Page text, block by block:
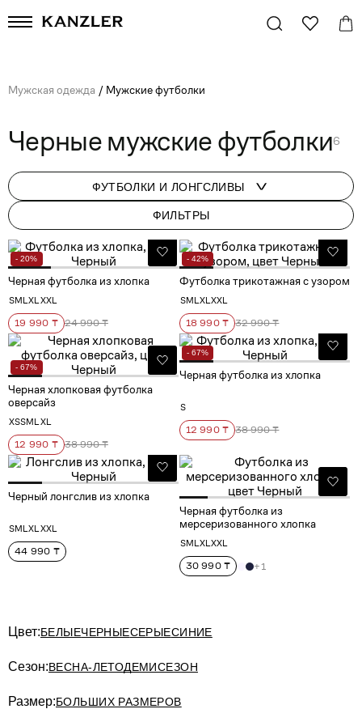
Мужская одежда / Мужские футболки
Черные мужские футболки6
ФУТБОЛКИ И ЛОНГСЛИВЫ
ФИЛЬТРЫ
- 20%
Черная футболка из хлопка
SMLXL XXL
19 990 ₸ 24 990 ₸
- 42%
Футболка трикотажная с узором
SML XLXXL
18 990 ₸ 32 990 ₸
- 67%
Черная хлопковая футболка
оверсайз
XSSML XL
12 990 ₸ 38 990 ₸
- 67%
Черная футболка из хлопка
S
12 990 ₸ 38 990 ₸
Черный лонгслив из хлопка
SMLXL XXL
44 990 ₸
Черная футболка из
мерсеризованного хлопка
SML XLXXL
30 990 ₸ +1
Цвет:БЕЛЫЕЧЕРНЫЕСЕРЫЕСИНИЕ
Сезон:ВЕСНА-ЛЕТОДЕМИСЕЗОН
Размер:БОЛЬШИХ РАЗМЕРОВ